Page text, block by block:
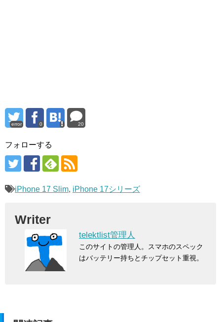
error 0 20
フォローする
iPhone 17 Slim, iPhone 17シリーズ
Writer
telektlist管理人
このサイトの管理人。スマホのスペック
はバッテリー持ちとチップセット重視。